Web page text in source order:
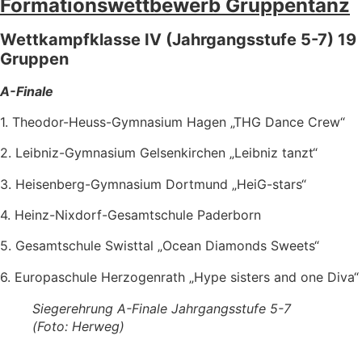
Formationswettbewerb Gruppentanz
Wettkampfklasse IV (Jahrgangsstufe 5-7) 19
Gruppen
A-Finale
1. Theodor-Heuss-Gymnasium Hagen „THG Dance Crew“
2. Leibniz-Gymnasium Gelsenkirchen „Leibniz tanzt“
3. Heisenberg-Gymnasium Dortmund „HeiG-stars“
4. Heinz-Nixdorf-Gesamtschule Paderborn
5. Gesamtschule Swisttal „Ocean Diamonds Sweets“
6. Europaschule Herzogenrath „Hype sisters and one Diva“
Siegerehrung A-Finale Jahrgangsstufe 5-7
(Foto: Herweg)